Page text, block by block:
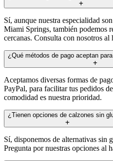
Sí, aunque nuestra especialidad
Miami Springs, también podemos
cercanas. Consulta con nosotros al
¿Qué métodos de pago aceptan
Aceptamos diversas formas de
PayPal, para facilitar tus pedidos
comodidad es nuestra prioridad.
¿Tienen opciones de calzones sin
Sí, disponemos de alternativas sin
Pregunta por nuestras opciones al